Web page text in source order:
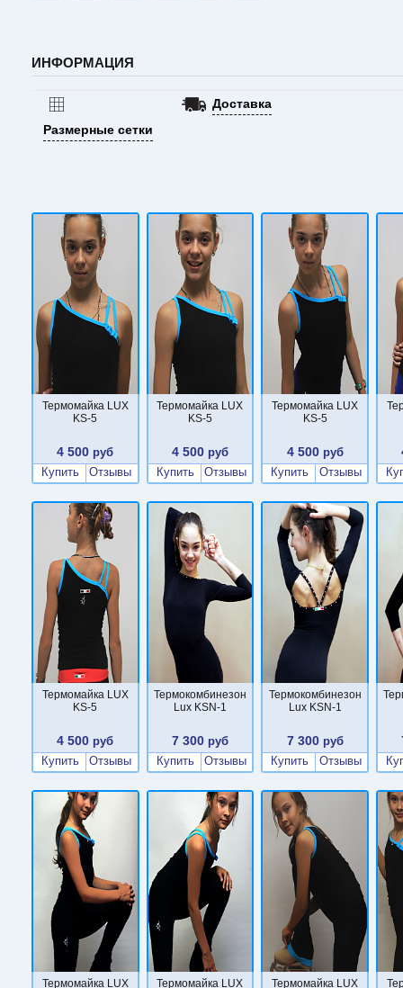
ИНФОРМАЦИЯ
Размерные сетки
Доставка
Термомайка LUX
KS-5
4 500 руб
Купить
Отзывы
Термомайка LUX
KS-5
4 500 руб
Купить
Отзывы
Термомайка LUX
KS-5
4 500руб
Купить
Отзывы
Термомайка LUX
KS-5
4 500 руб
Купить
Отзывы
Термокомбинезон
Lux KSN-1
7 300 руб
Купить
Отзывы
Термокомбинезон
Lux KSN-1
7 300руб
Купить
Отзывы
Термомайка LUX Термомайка LUX Термомайка LUX